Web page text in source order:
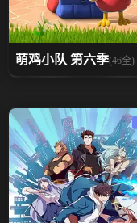
萌鸡小队 第六季(46全)